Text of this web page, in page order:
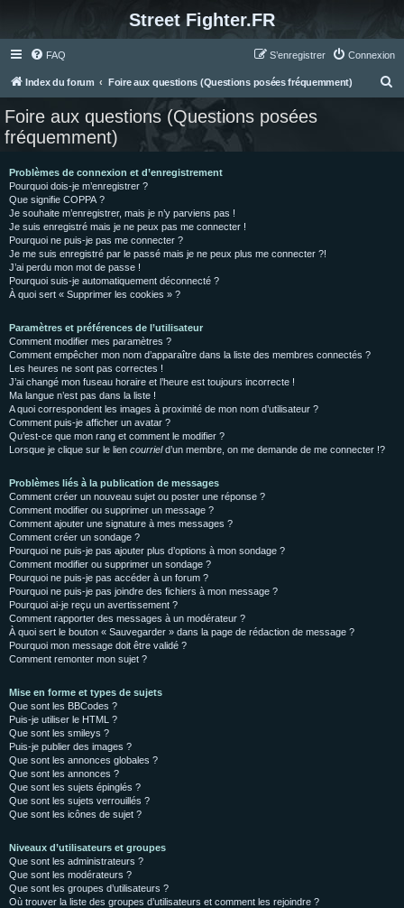
Street Fighter.FR
FAQ Connexion
S’enregistrer
Index du forum Foire aux questions (Questions posées fréquemment)
Foire aux questions (Questions posées
fréquemment)
Problèmes de connexion et d’enregistrement
Pourquoi dois-je m’enregistrer ?
Que signifie COPPA ?
Je souhaite m’enregistrer, mais je n’y parviens pas !
Je suis enregistré mais je ne peux pas me connecter !
Pourquoi ne puis-je pas me connecter ?
Je me suis enregistré par le passé mais je ne peux plus me connecter ?!
J’ai perdu mon mot de passe !
Pourquoi suis-je automatiquement déconnecté ?
À quoi sert « Supprimer les cookies » ?
Paramètres et préférences de l’utilisateur
Comment modifier mes paramètres ?
Comment empêcher mon nom d’apparaître dans la liste des membres connectés ?
Les heures ne sont pas correctes !
J’ai changé mon fuseau horaire et l’heure est toujours incorrecte !
Ma langue n’est pas dans la liste !
A quoi correspondent les images à proximité de mon nom d’utilisateur ?
Comment puis-je afficher un avatar ?
Qu’est-ce que mon rang et comment le modifier ?
Lorsque je clique sur le lien courrield’un membre, on me demande de me connecter !?
Problèmes liés à la publication de messages
Comment créer un nouveau sujet ou poster une réponse ?
Comment modifier ou supprimer un message ?
Comment ajouter une signature à mes messages ?
Comment créer un sondage ?
Pourquoi ne puis-je pas ajouter plus d’options à mon sondage ?
Comment modifier ou supprimer un sondage ?
Pourquoi ne puis-je pas accéder à un forum ?
Pourquoi ne puis-je pas joindre des fichiers à mon message ?
Pourquoi ai-je reçu un avertissement ?
Comment rapporter des messages à un modérateur ?
À quoi sert le bouton « Sauvegarder » dans la page de rédaction de message ?
Pourquoi mon message doit être validé ?
Comment remonter mon sujet ?
Mise en forme et types de sujets
Que sont les BBCodes ?
Puis-je utiliser le HTML ?
Que sont les smileys ?
Puis-je publier des images ?
Que sont les annonces globales ?
Que sont les annonces ?
Que sont les sujets épinglés ?
Que sont les sujets verrouillés ?
Que sont les icônes de sujet ?
Niveaux d’utilisateurs et groupes
Que sont les administrateurs ?
Que sont les modérateurs ?
Que sont les groupes d’utilisateurs ?
Où trouver la liste des groupes d’utilisateurs et comment les rejoindre ?